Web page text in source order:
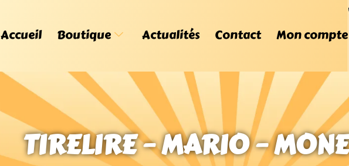
Accueil Boutique Actualités Contact Mon compte
TIRELIRE – MARIO –